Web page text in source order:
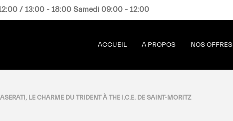
/ 13:00 - 18:00 Samedi 09:00 - 12:00
ACCUEIL A PROPOS NOS OFFRES
LE CHARME DU TRIDENT À THE I.C.E. DE SAINT-MORITZ